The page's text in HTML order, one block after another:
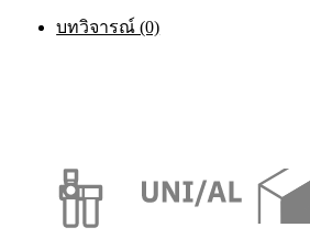
บทวิจารณ์ (0)